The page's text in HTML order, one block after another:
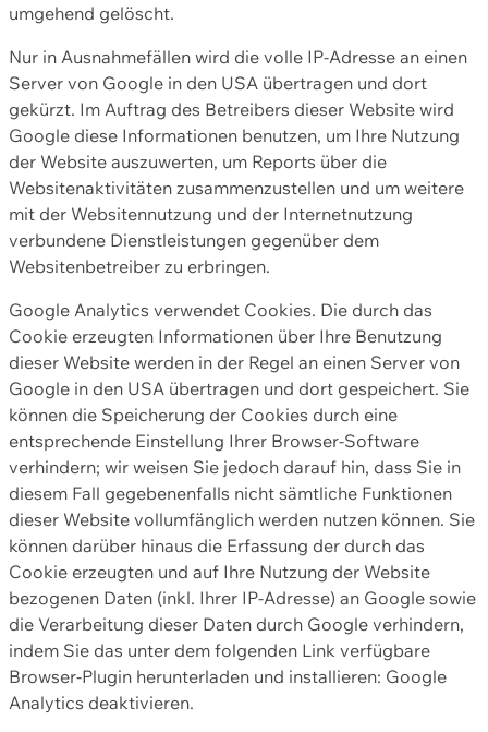
umgehend gelöscht.
Nur in Ausnahmefällen wird die volle IP-Adresse an einen
Server von Google in den USA übertragen und dort
gekürzt. Im Auftrag des Betreibers dieser Website wird
Google diese Informationen benutzen, um Ihre Nutzung
der Website auszuwerten, um Reports über die
Websitenaktivitäten zusammenzustellen und um weitere
mit der Websitennutzung und der Internetnutzung
verbundene Dienstleistungen gegenüber dem
Websitenbetreiber zu erbringen.
Google Analytics verwendet Cookies. Die durch das
Cookie erzeugten Informationen über Ihre Benutzung
dieser Website werden in der Regel an einen Server von
Google in den USA übertragen und dort gespeichert. Sie
können die Speicherung der Cookies durch eine
entsprechende Einstellung Ihrer Browser-Software
verhindern; wir weisen Sie jedoch darauf hin, dass Sie in
diesem Fall gegebenenfalls nicht sämtliche Funktionen
dieser Website vollumfänglich werden nutzen können. Sie
können darüber hinaus die Erfassung der durch das
Cookie erzeugten und auf Ihre Nutzung der Website
bezogenen Daten (inkl. Ihrer IP-Adresse) an Google sowie
die Verarbeitung dieser Daten durch Google verhindern,
indem Sie das unter dem folgenden Link verfügbare
Browser-Plugin herunterladen und installieren: Google
Analytics deaktivieren.